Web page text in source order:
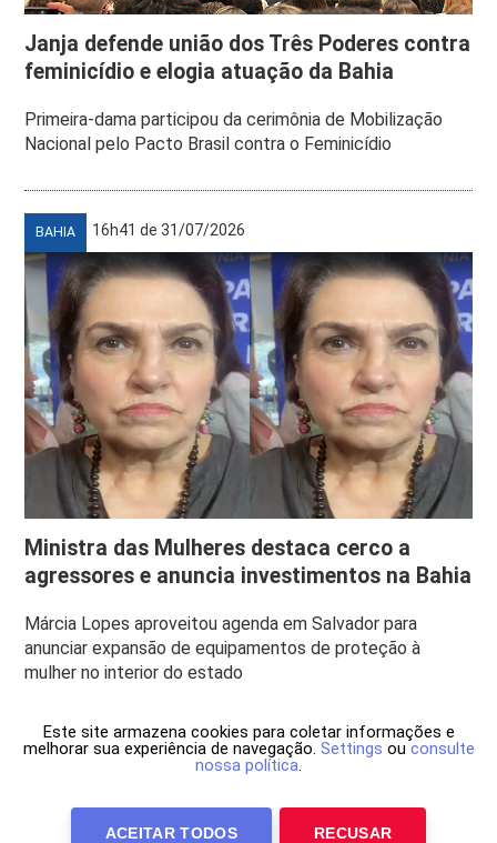
Janja defende união dos Três Poderes contra
feminicídio e elogia atuação da Bahia
Primeira-dama participou da cerimônia de Mobilização
Nacional pelo Pacto Brasil contra o Feminicídio
BAHIA 16h41 de 31/07/2026
Ministra das Mulheres destaca cerco a
agressores e anuncia investimentos na Bahia
Márcia Lopes aproveitou agenda em Salvador para
anunciar expansão de equipamentos de proteção à
mulher no interior do estado
Este site armazena cookies para coletar informações e
melhorar sua experiência de navegação. Settings ou consulte
nossa política.
ACEITAR TODOS RECUSAR